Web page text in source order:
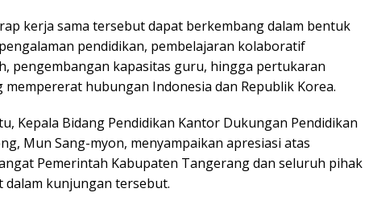
kerja sama tersebut dapat berkembang dalam bentuk
pendidikan, pembelajaran kolaboratif
pengembangan kapasitas guru, hingga pertukaran
mempererat hubungan Indonesia dan Republik Korea.
Kepala Bidang Pendidikan Kantor Dukungan Pendidikan
Mun Sang-myon, menyampaikan apresiasi atas
Pemerintah Kabupaten Tangerang dan seluruh pihak
dalam kunjungan tersebut.